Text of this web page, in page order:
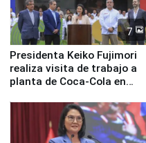
7
Presidenta Keiko Fujimori
realiza visita de trabajo a
planta de Coca-Cola en